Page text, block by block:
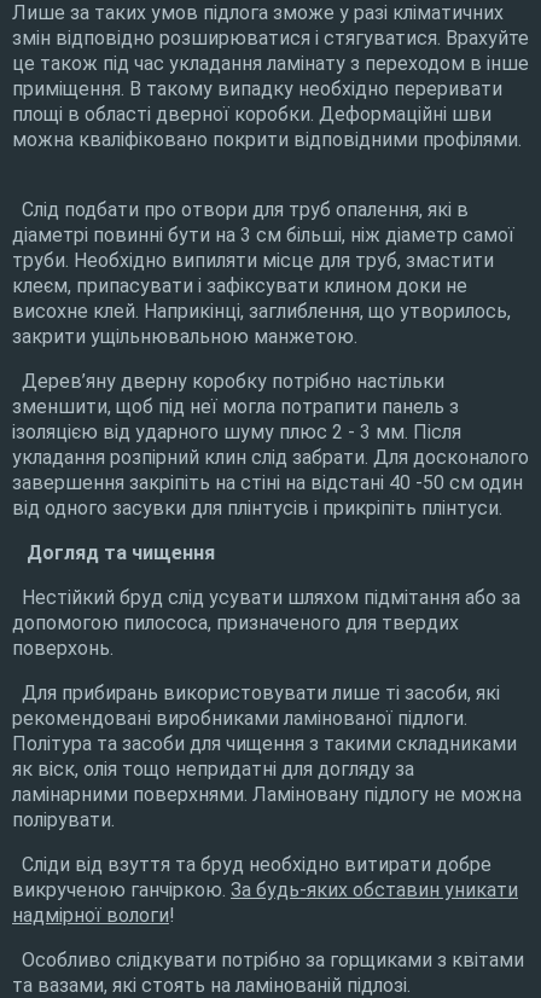
Лише за таких умов підлога зможе у разі кліматичних
змін відповідно розширюватися і стягуватися. Врахуйте
це також під час укладання ламінату з переходом в інше
приміщення. В такому випадку необхідно переривати
площі в області дверної коробки. Деформаційні шви
можна кваліфіковано покрити відповідними профілями.
Слід подбати про отвори для труб опалення, які в
діаметрі повинні бути на 3 см більші, ніж діаметр самої
труби. Необхідно випиляти місце для труб, змастити
клеєм, припасувати і зафіксувати клином доки не
висохне клей. Наприкінці, заглиблення, що утворилось,
закрити ущільнювальною манжетою.
Дерев’яну дверну коробку потрібно настільки
зменшити, щоб під неї могла потрапити панель з
ізоляцією від ударного шуму плюс 2 - 3 мм. Після
укладання розпірний клин слід забрати. Для досконалого
завершення закріпіть на стіні на відстані 40 -50 см один
від одного засувки для плінтусів і прикріпіть плінтуси.
Догляд та чищення
Нестійкий бруд слід усувати шляхом підмітання або за
допомогою пилососа, призначеного для твердих
поверхонь.
Для прибирань використовувати лише ті засоби, які
рекомендовані виробниками ламінованої підлоги.
Політура та засоби для чищення з такими складниками
як віск, олія тощо непридатні для догляду за
ламінарними поверхнями. Ламіновану підлогу не можна
полірувати.
Сліди від взуття та бруд необхідно витирати добре
викрученою ганчіркою. За будь-яких обставин уникати
надмірної вологи!
Особливо слідкувати потрібно за горщиками з квітами
та вазами, які стоять на ламінованій підлозі.